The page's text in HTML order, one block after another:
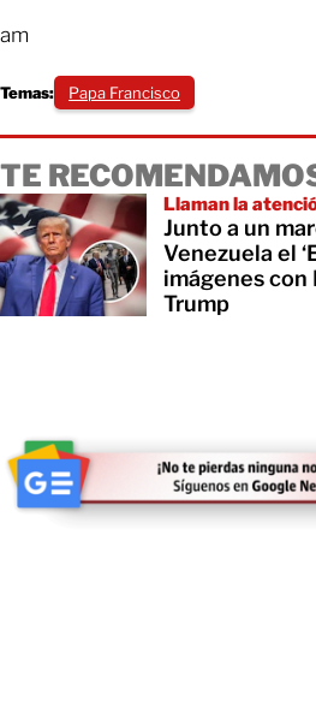
am
Temas: Papa Francisco
TE
Llaman la
Junto a un
Venezuela el
imágenes
Trump